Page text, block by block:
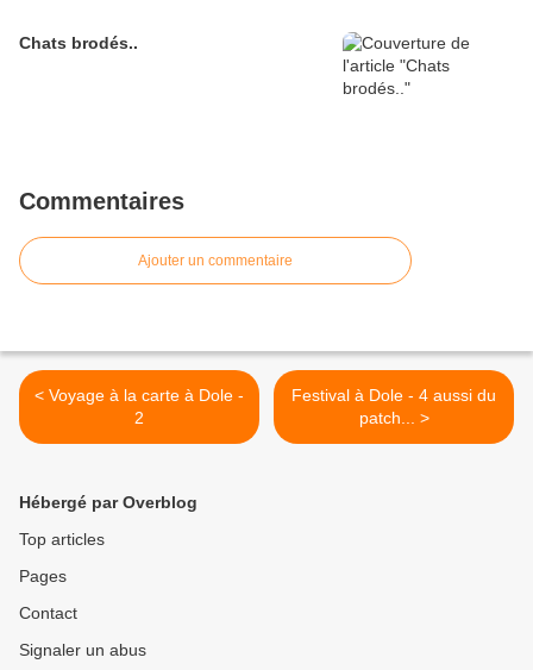
Chats brodés..
Commentaires
Ajouter un commentaire
< Voyage à la carte à Dole -
2
Festival à Dole - 4 aussi du
patch... >
Hébergé par Overblog
Top articles
Pages
Contact
Signaler un abus